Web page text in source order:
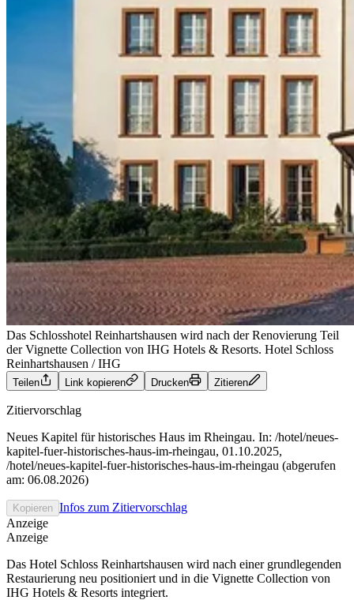
Das Schlosshotel Reinhartshausen wird nach der Renovierung Teil
der Vignette Collection von IHG Hotels & Resorts. Hotel Schloss
Reinhartshausen / IHG
Teilen Link kopieren Drucken Zitieren
Zitiervorschlag
Neues Kapitel für historisches Haus im Rheingau. In: /hotel/neues-
kapitel-fuer-historisches-haus-im-rheingau, 01.10.2025,
/hotel/neues-kapitel-fuer-historisches-haus-im-rheingau (abgerufen
am: 06.08.2026)
Kopieren Infos zum Zitiervorschlag
Anzeige
Anzeige
Das Hotel Schloss Reinhartshausen wird nach einer grundlegenden
Restaurierung neu positioniert und in die Vignette Collection von
IHG Hotels & Resorts integriert.